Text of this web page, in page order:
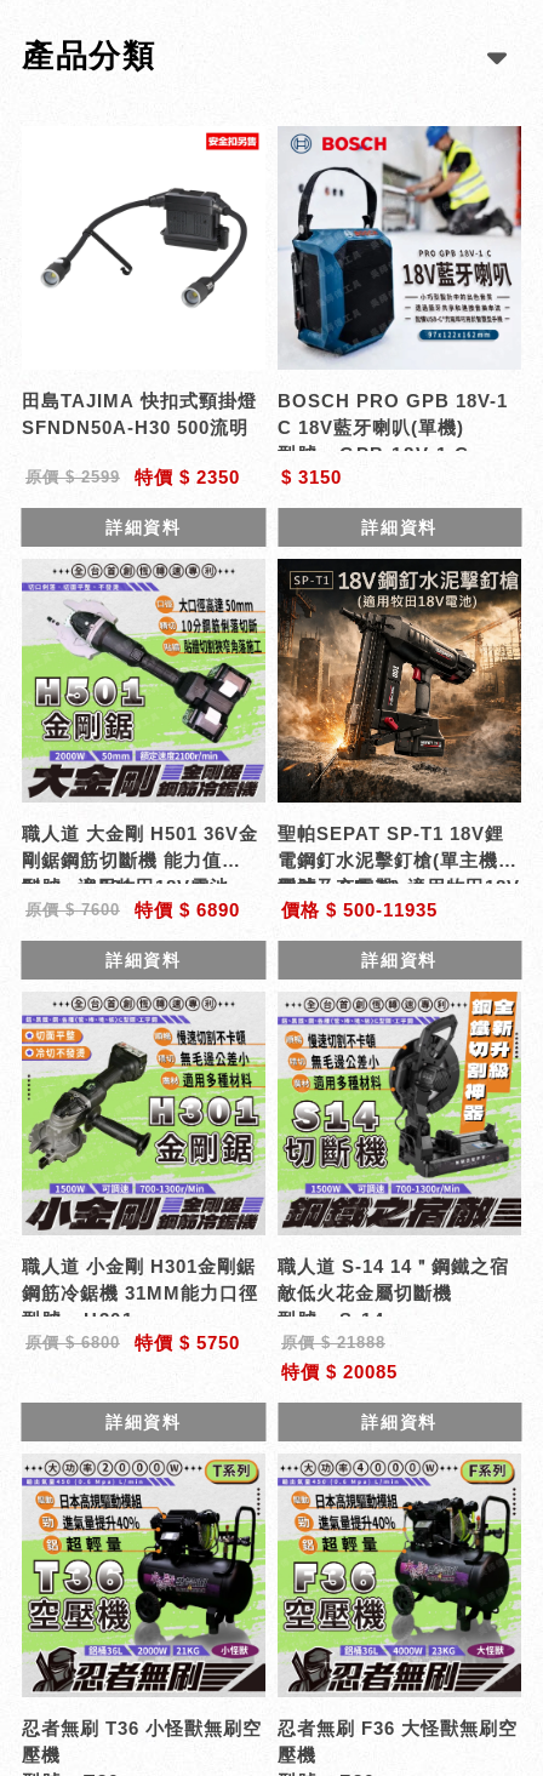
產品分類
田島TAJIMA 快扣式頸掛燈
SFNDN50A-H30 500流明
原價 $ 2599 特價 $ 2350
詳細資料
BOSCH PRO GPB 18V-1
C 18V藍牙喇叭(單機)
型號 : GPB 18V-1 C
$ 3150
詳細資料
職人道 大金剛 H501 36V金
剛鋸鋼筋切斷機 能力值
51mm適用牧田18V電池
型號 : H501
原價 $ 7600 特價 $ 6890
詳細資料
聖帕SEPAT SP-T1 18V鋰
電鋼釘水泥擊釘槍(單主機無
電池及充電器) 適用牧田18V
電池
型號 : SP-T1
價格 $ 500-11935
詳細資料
職人道 小金剛 H301金剛鋸
鋼筋冷鋸機 31MM能力口徑
型號 : H301
原價 $ 6800 特價 $ 5750
詳細資料
職人道 S-14 14＂鋼鐵之宿
敵低火花金屬切斷機
型號 : S-14
原價 $ 21888
特價 $ 20085
詳細資料
忍者無刷 T36 小怪獸無刷空
壓機
忍者無刷 F36 大怪獸無刷空
壓機